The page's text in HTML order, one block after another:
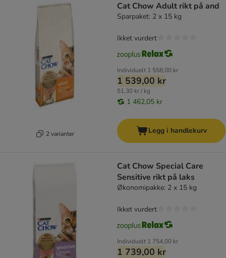
2 varianter
Cat Chow Adult rikt på and
Sparpaket: 2 x 15 kg
Individuelt 1 558,00 kr
1 539,00 kr
51,30 kr / kg
1 462,05 kr
Ikket vurdert
Legg i handlekurv
Cat Chow Special Care
Sensitive rikt på laks
Økonomipakke: 2 x 15 kg
Individuelt 1 754,00 kr
1 739,00 kr
Ikket vurdert